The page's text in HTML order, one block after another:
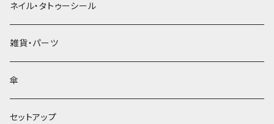
ネイル・タトゥーシール
雑貨・パーツ
傘
セットアップ